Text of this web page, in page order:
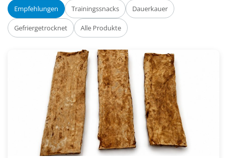
Empfehlungen Trainingssnacks Dauerkauer
Gefriergetrocknet Alle Produkte